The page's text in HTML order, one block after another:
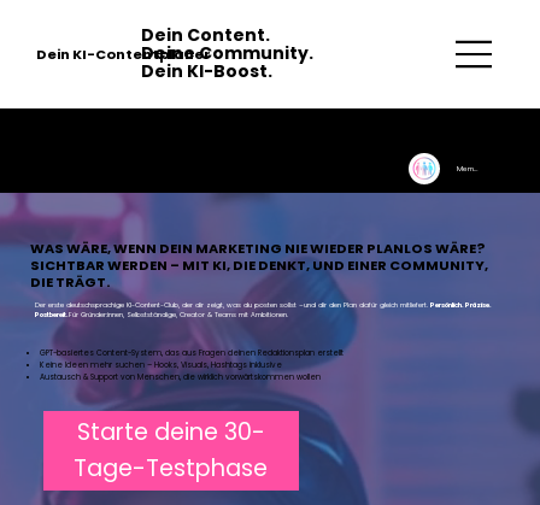
Dein Content.
Deine Community.
Dein KI-Boost.
Dein KI-Contentplaner
Memberbereich
WAS WÄRE, WENN DEIN MARKETING NIE WIEDER PLANLOS WÄRE?
SICHTBAR WERDEN – MIT KI, DIE DENKT, UND EINER COMMUNITY,
DIE TRÄGT.
Der erste deutschsprachige KI-Content-Club, der dir zeigt, was du posten sollst –und dir den Plan dafür gleich mitliefert. Persönlich. Präzise.
Postbereit.Für Gründer:innen, Selbstständige, Creator & Teams mit Ambitionen.
Starte deine 30-
Tage-Testphase
GPT-basiertes Content-System, das aus Fragen deinen Redaktionsplan erstellt
Keine Ideen mehr suchen – Hooks, Visuals, Hashtags inklusive
Austausch & Support von Menschen, die wirklich vorwärtskommen wollen